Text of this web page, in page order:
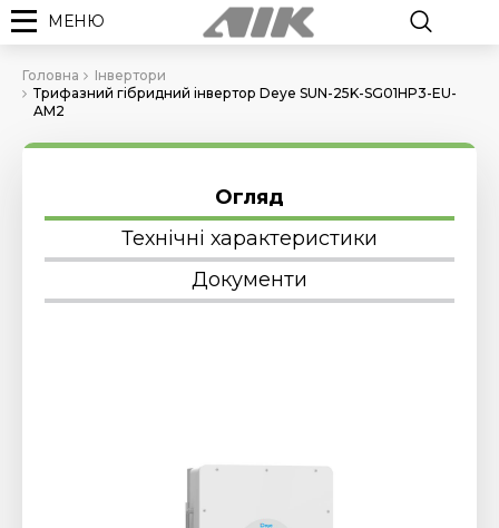
МЕНЮ
Головна
Інвертори
Трифазний гібридний інвертор Deye SUN-25K-SG01HP3-EU-
AM2
Огляд
Технічні характеристики
Документи